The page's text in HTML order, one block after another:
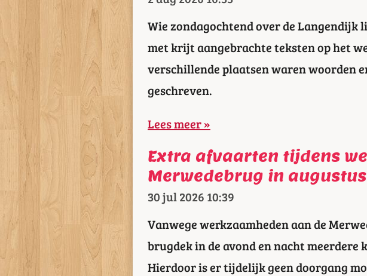
Wie zondagochtend over de Langendijk
met krijt aangebrachte teksten op het
verschillende plaatsen waren woorden
geschreven.
Lees meer »
Extra afvaarten tijdens
Merwedebrug in augustus
30 jul 2026 10:39
Vanwege werkzaamheden aan de
brugdek in de avond en nacht meerdere
Hierdoor is er tijdelijk geen doorgang